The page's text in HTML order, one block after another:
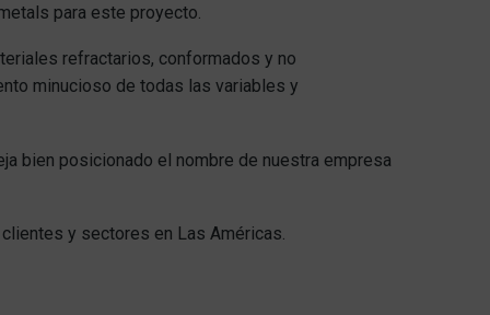
para este proyecto.
refractarios, conformados y no
minucioso de todas las variables y
bien posicionado el nombre de nuestra empresa
y sectores en Las Américas.